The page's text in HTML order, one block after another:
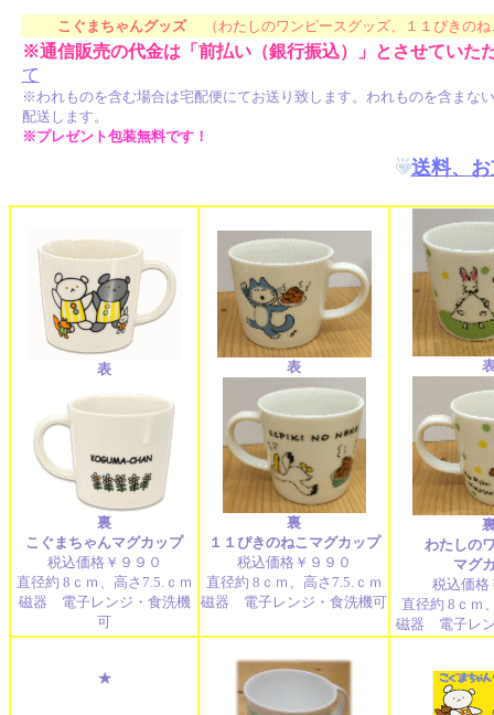
こぐまちゃんグッ ズ （わたしのワンピースグッズ、１１ぴきの
※通信販売の代金は「前払い（銀行振込）」とさせていた
て
※われものを含む場合は宅配便にてお送り致します。われものを含まな
配送します。
※プレゼント包装無料です！
送料、
表
裏
こぐまちゃんマグカップ
税込価格￥９９０
直径約 8ｃｍ、高さ7.5.ｃｍ
磁器 電子レンジ・食洗機
可
表
裏
１１ぴきのねこマグカップ
税込価格￥９９０
直径約 8ｃｍ、高さ7.5.ｃｍ
磁器 電子レンジ・食洗機可
わたしの
マグ
税込価格
直径約 8ｃｍ
磁器 電子レ
★